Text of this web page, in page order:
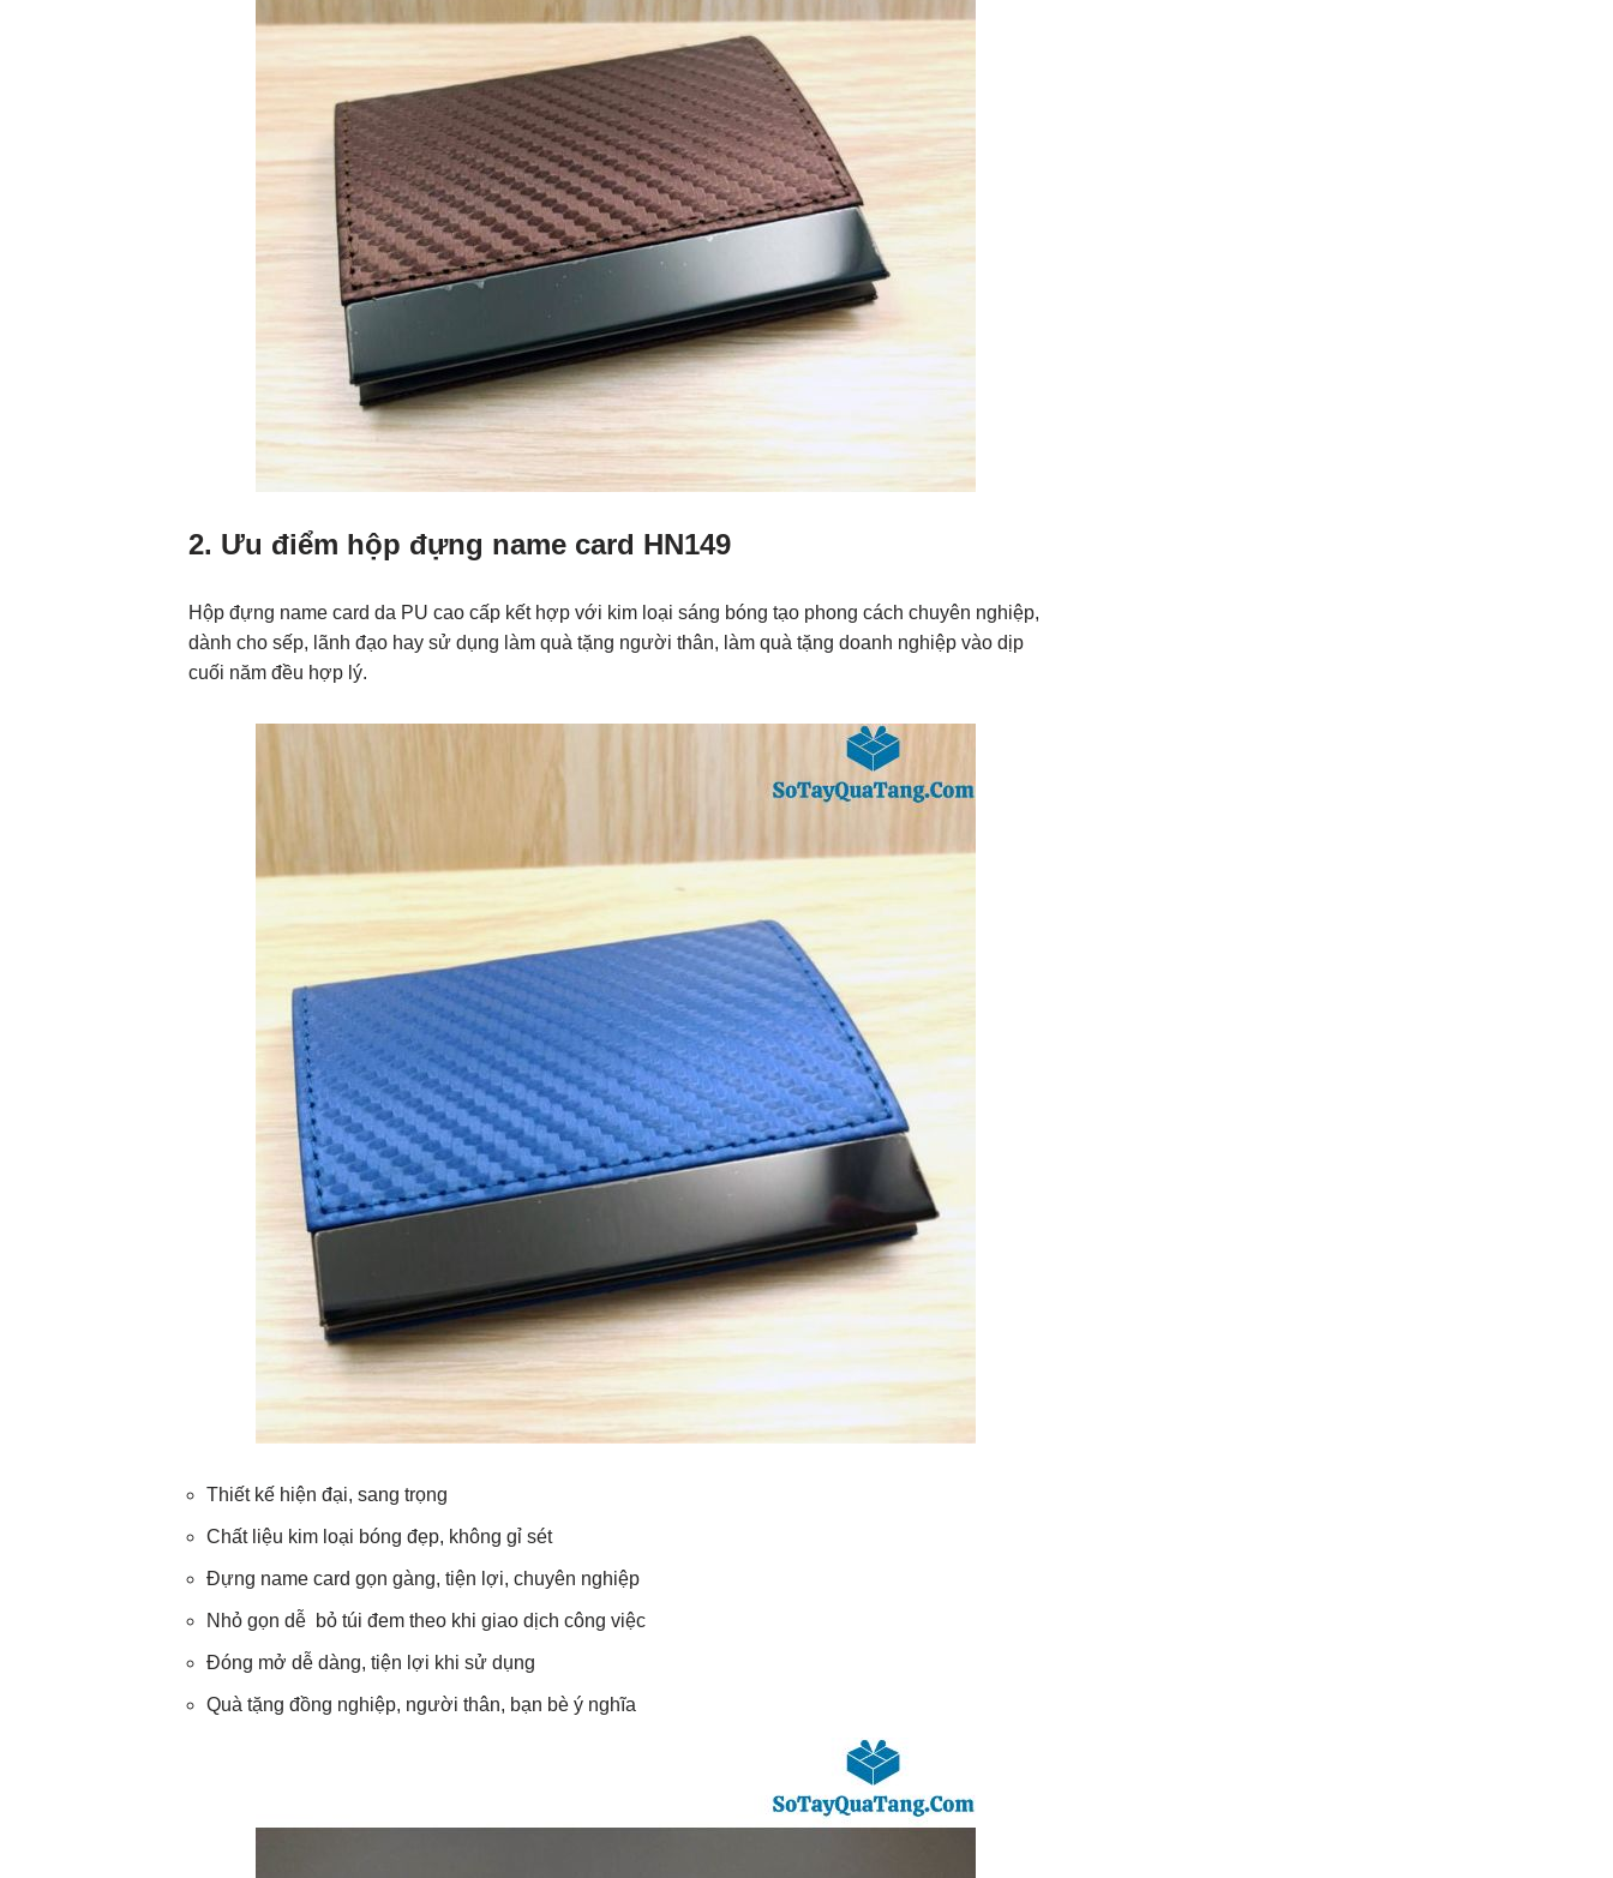
2. Ưu điểm hộp đựng name card HN149
Hộp đựng name card da PU cao cấp kết hợp với kim loại sáng bóng tạo phong cách chuyên nghiệp,
dành cho sếp, lãnh đạo hay sử dụng làm quà tặng người thân, làm quà tặng doanh nghiệp vào dịp
cuối năm đều hợp lý.
Thiết kế hiện đại, sang trọng
Chất liệu kim loại bóng đẹp, không gỉ sét
Đựng name card gọn gàng, tiện lợi, chuyên nghiệp
Nhỏ gọn dễ bỏ túi đem theo khi giao dịch công việc
Đóng mở dễ dàng, tiện lợi khi sử dụng
Quà tặng đồng nghiệp, người thân, bạn bè ý nghĩa